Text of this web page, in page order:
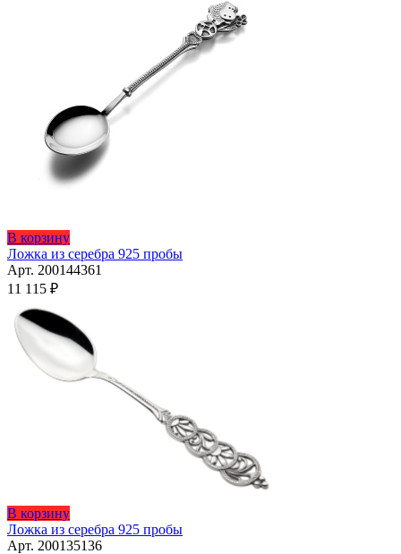
В корзинуЭтот
товар
имеет
Опции
можно
выбрать
на
странице
Ложка из серебра 925 пробы
Арт. 200144361
11 115 ₽
В корзинуЭтот
товар
имеет
Ложка из серебра 925 пробы
Арт. 200135136